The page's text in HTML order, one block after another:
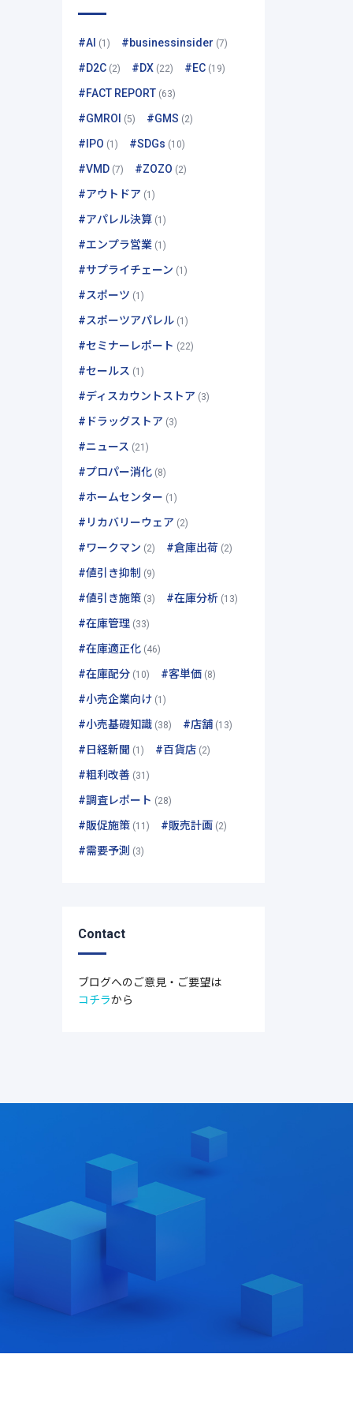
#AI (1) #businessinsider (7)
#D2C(2) #DX(22) #EC(19)
#FACT REPORT (63)
#GMROI (5) #GMS (2)
#IPO (1) #SDGs (10)
#VMD(7) #ZOZO (2)
#アウトドア (1)
#アパレル決算(1)
#エンプラ営業(1)
#サプライチェーン (1)
#スポーツ (1)
#スポーツアパレル(1)
#セミナーレポート (22)
#セールス (1)
#ディスカウントストア (3)
#ドラッグストア (3)
#ニュース (21)
#プロパー消化(8)
#ホームセンター (1)
#リカバリーウェア (2)
#ワークマン (2) #倉庫出荷 (2)
#値引き抑制 (9)
#値引き施策(3) #在庫分析(13)
#在庫管理(33)
#在庫適正化(46)
#在庫配分(10) #客単価(8)
#小売企業向け(1)
#小売基礎知識(38) #店舗(13)
#日経新聞 (1) #百貨店(2)
#粗利改善 (31)
#調査レポート (28)
#販促施策(11) #販売計画 (2)
#需要予測 (3)
Contact
ブログへのご意見・ご要望は
コチラから